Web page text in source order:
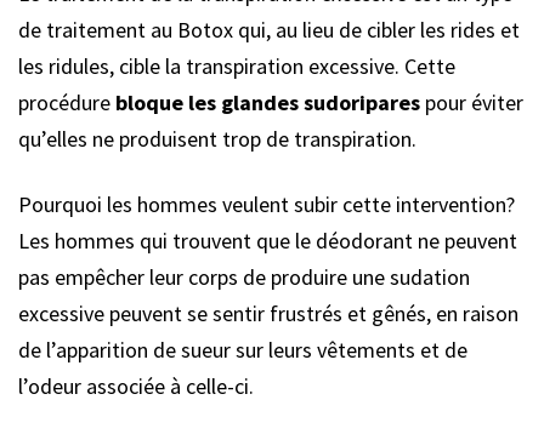
de traitement au Botox qui, au lieu de cibler les rides et
les ridules, cible la transpiration excessive. Cette
procédure bloque les glandes sudoripares pour éviter
qu’elles ne produisent trop de transpiration.
Pourquoi les hommes veulent subir cette intervention?
Les hommes qui trouvent que le déodorant ne peuvent
pas empêcher leur corps de produire une sudation
excessive peuvent se sentir frustrés et gênés, en raison
de l’apparition de sueur sur leurs vêtements et de
l’odeur associée à celle-ci.